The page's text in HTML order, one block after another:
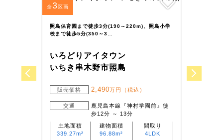
全3区画
照島保育園まで徒歩3分(190～220m)、照島小学
校まで徒歩5分(350～3…
いろどりアイタウン
いちき串木野市照島
販売価格 2,490万円（税込）
交通
鹿児島本線『神村学園前』徒
歩12分 ～ 13分
土地面積
339.27m²
建物面積
96.88m²
間取り
4LDK